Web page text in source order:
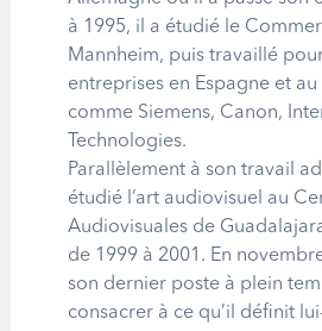
à 1995, il a étudié le
Mannheim, puis travaillé
entreprises en Espagne et
comme Siemens, Canon,
Technologies.
Parallèlement à son travail
étudié l’art audiovisuel au
Audiovisuales de
de 1999 à 2001. En
son dernier poste à plein
consacrer à ce qu’il définit